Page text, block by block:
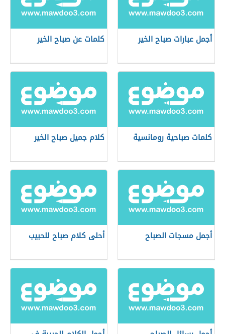
أجمل عبارات صباح الخير كلمات عن صباح الخير
كلمات صباحية رومانسية كلام جميل صباح الخير
أجمل مسجات الصباح أحلى كلام صباح للحبيب